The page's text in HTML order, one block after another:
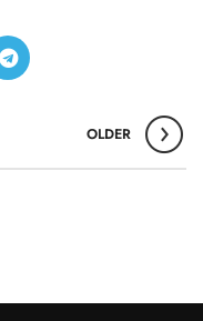
OLDER